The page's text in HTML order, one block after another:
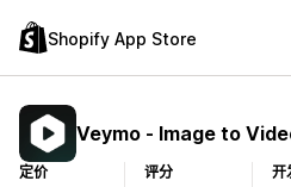
Shopify App Store
Veymo ‑ Image to
定价
评分
开